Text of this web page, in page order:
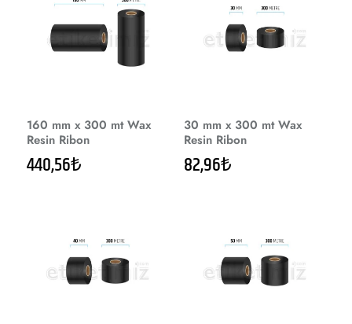
160 mm x 300 mt Wax
Resin Ribon
440,56₺
30 mm x 300 mt Wax
Resin Ribon
82,96₺